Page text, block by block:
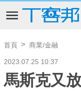
首頁 商業/金融
2023.07.25 10:37
馬斯克又